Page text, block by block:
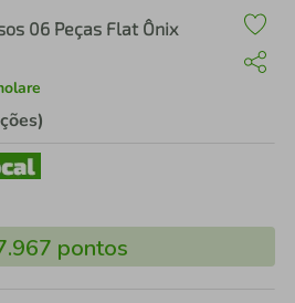
06 Peças Flat Ônix
pontos